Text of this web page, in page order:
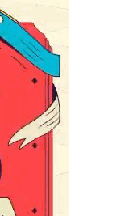
A Imperatriz,
uma escola de
pelo seu